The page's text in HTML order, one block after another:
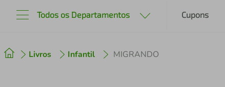
Todos os Departamentos Cupons
Livros Infantil MIGRANDO
2º cafeteira